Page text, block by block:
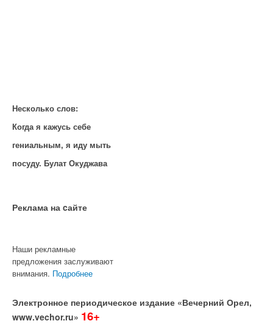
Несколько слов:
Когда я кажусь себе
гениальным, я иду мыть
посуду. Булат Окуджава
Реклама на cайте
Наши рекламные
предложения заслуживают
внимания. Подробнее
Электронное периодическое издание «Вечерний Орел,
www.vechor.ru» 16+